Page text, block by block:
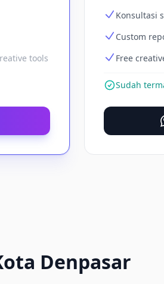
tools
Konsultasi
Custom
Free
Sudah
Denpasar